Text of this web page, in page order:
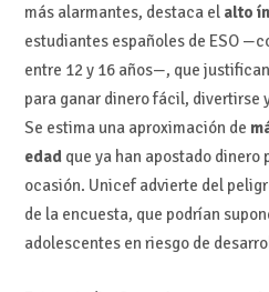
más alarmantes, destaca el alto
estudiantes españoles de ESO
entre 12 y 16 años—, que
para ganar dinero fácil, divertirse
Se estima una aproximación de
edadque ya han apostado dinero
ocasión. Unicef advierte del
de la encuesta, que podrían
adolescentes en riesgo de